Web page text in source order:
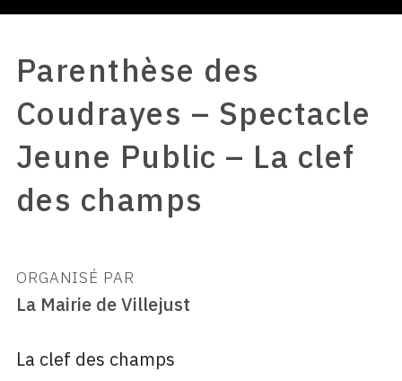
Parenthèse des
Coudrayes – Spectacle
Jeune Public – La clef
des champs
ORGANISÉ PAR
La Mairie de Villejust
La clef des champs